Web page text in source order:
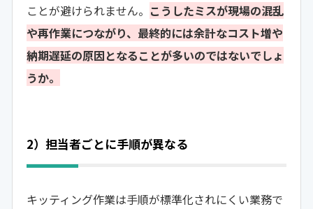
ことが避けられません。 こうしたミスが現場の混乱
や再作業につながり、最終的には余計なコスト増や
納期遅延の原因となることが多いのではないでしょ
うか。
2）担当者ごとに手順が異なる
キッティング作業は手順が標準化されにくい業務で